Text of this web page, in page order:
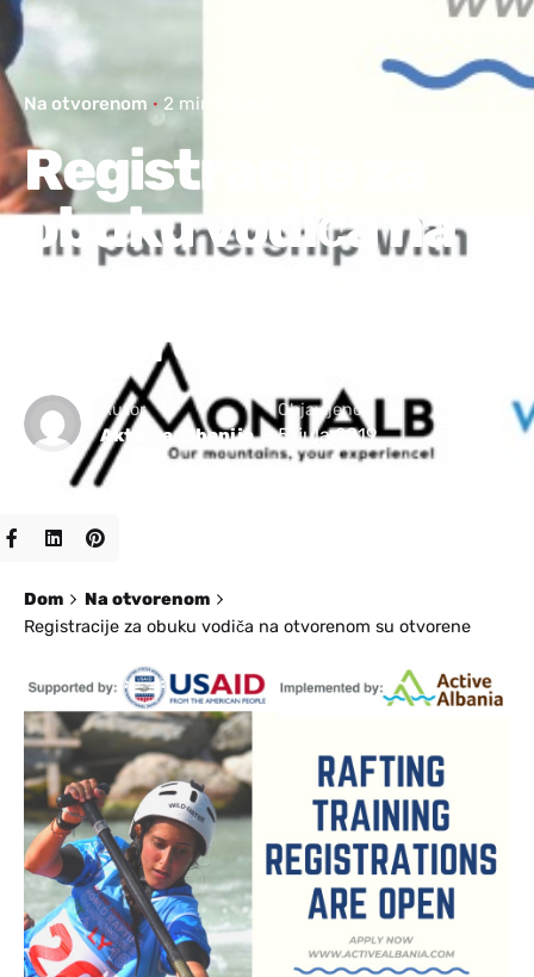
Na otvorenom 2 min čitanje
Registracije za
obuku vodiča na
otvorenom su
otvorene
Autor
Aktivna Albanija
Objavljeno
5. jula 2019
Dom
Na otvorenom
Registracije za obuku vodiča na otvorenom su otvorene